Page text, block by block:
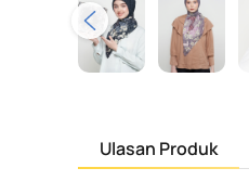
Ulasan Produk